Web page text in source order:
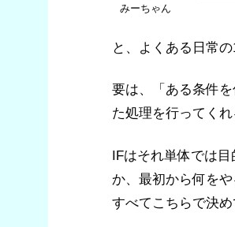
みーちゃん
と、よくある日常
要は、「ある条件
た処理を行ってくれ
IFはそれ単体では
か、最初から何を
すべてこちらで決め